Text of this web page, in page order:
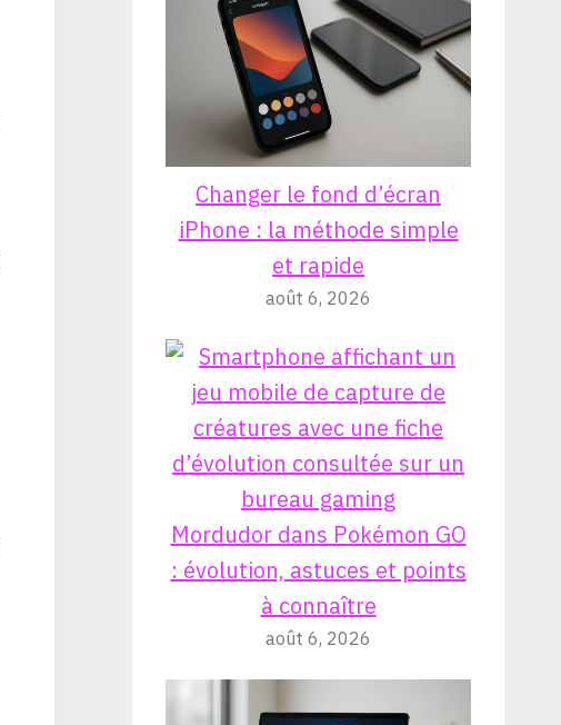
Changer le fond d’écran
iPhone : la méthode simple
et rapide
août 6, 2026
Mordudor dans Pokémon GO
: évolution, astuces et points
à connaître
août 6, 2026